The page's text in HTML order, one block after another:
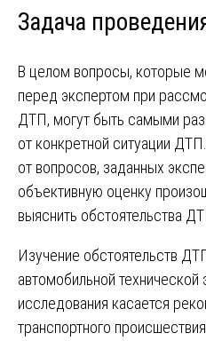
Задача
В целом вопросы, которые
перед экспертом при
ДТП, могут быть самыми
от конкретной ситуации
от вопросов, заданных
объективную оценку
выяснить обстоятельства
Изучение обстоятельств
автомобильной технической
исследования касается
транспортного